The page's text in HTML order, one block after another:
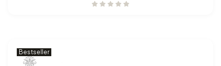
Bestseller